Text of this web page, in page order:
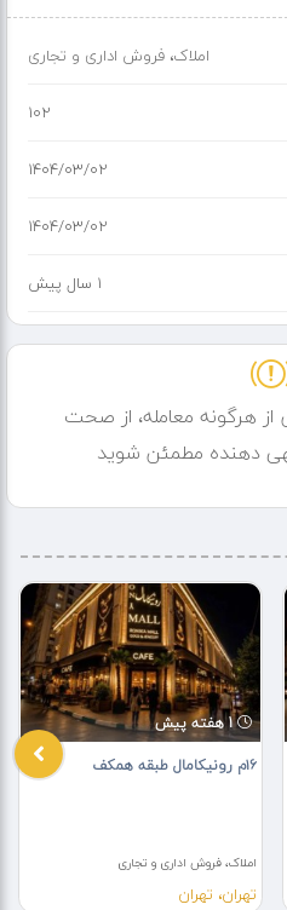
املاک،فروش اداری و تجاری
102
۱۴۰۴/۰۳/۰۲
۱۴۰۴/۰۳/۰۲
1 سال پیش
هرگونه معامله، از صحت
دهنده مطمئن شوید
1 هفته پیش
۱۶م رونیکامال طبقه همکف
املاک، فروش اداری و تجاری
تهران، تهران